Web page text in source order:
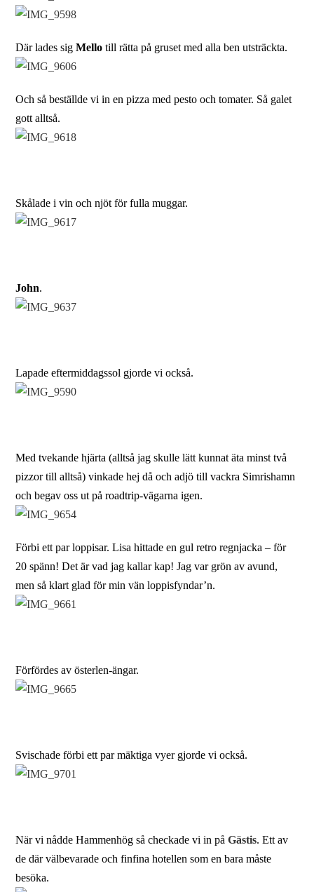
Där lades sigMello till rätta på gruset med alla ben utsträckta.
Och så beställde vi in en pizza med pesto och tomater. Så galet
gott alltså.
Skålade i vin och njöt för fulla muggar.
John.
Lapade eftermiddagssol gjorde vi också.
Med tvekande hjärta (alltså jag skulle lätt kunnat äta minst två
pizzor till alltså) vinkade hej då och adjö till vackra Simrishamn
och begav oss ut på roadtrip-vägarna igen.
Förbi ett par loppisar. Lisa hittade en gul retro regnjacka – för
20 spänn! Det är vad jag kallar kap! Jag var grön av avund,
men så klart glad för min vän loppisfyndar’n.
Förfördes av österlen-ängar.
Svischade förbi ett par mäktiga vyer gjorde vi också.
När vi nådde Hammenhög så checkade vi in påGästis. Ett av
de där välbevarade och finfina hotellen som en bara måste
besöka.